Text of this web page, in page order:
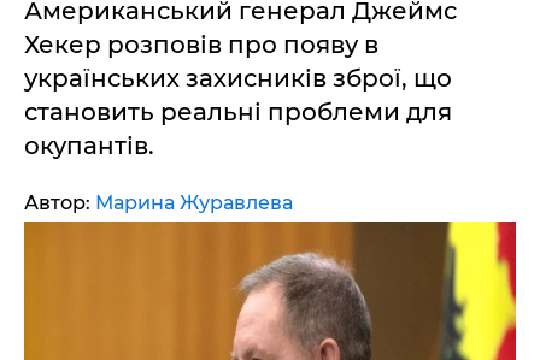
Американський генерал Джеймс
Хекер розповів про появу в
українських захисників зброї, що
становить реальні проблеми для
окупантів.
Автор: Марина Журавлева